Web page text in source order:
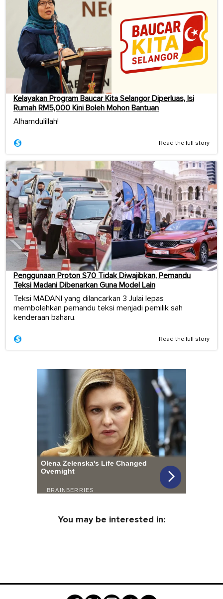
Kelayakan Program Baucar Kita Selangor Diperluas, Isi
Rumah RM5,000 Kini Boleh Mohon Bantuan
Alhamdulillah!
Read the full story
Penggunaan Proton S70 Tidak Diwajibkan, Pemandu
Teksi Madani Dibenarkan Guna Model Lain
Teksi MADANI yang dilancarkan 3 Julai lepas
membolehkan pemandu teksi menjadi pemilik sah
kenderaan baharu.
Read the full story
You may be interested in: